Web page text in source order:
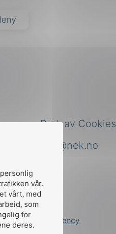
vår.
vårt, med
som
for
deres.
nek@nek.no
Bruk av Cookies
by Stem Agency